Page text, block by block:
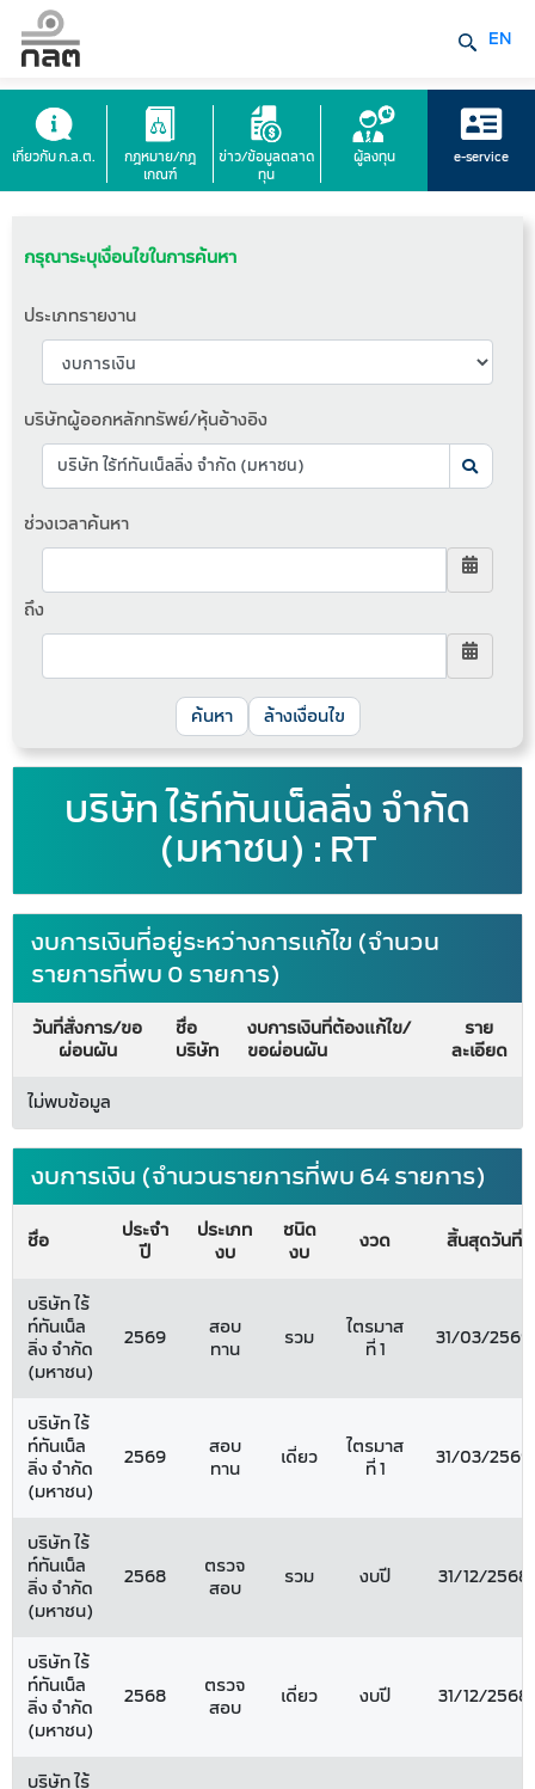
EN
เกี่ยวกับ ก.ล.ต.
กฎหมาย/กฎ
เกณฑ์
ข่าว/ข้อมูลตลาด
ทุน
ผู้ลงทุน e-service
กรุณาระบุเงื่อนไขในการค้นหา
ประเภทรายงาน
บริษัทผู้ออกหลักทรัพย์/หุ้นอ้างอิง
ช่วงเวลาค้นหา
ถึง
ล้างเงื่อนไข
บริษัท ไร้ท์ทันเน็ลลิ่ง จำกัด
(มหาชน) : RT
งบการเงินที่อยู่ระหว่างการแก้ไข (จำนวน
รายการที่พบ 0 รายการ)
วันที่สั่งการ/ขอ
ผ่อนผัน
ชื่อ
บริษัท
งบการเงินที่ต้องแก้ไข/
ขอผ่อนผัน
ราย
ละเอียด
ไม่พบข้อมูล
งบการเงิน (จำนวนรายการที่พบ 64 รายการ)
ชื่อ
ประจำ
ปี
ประเภท
งบ
ชนิด
งบ
งวด สิ้นสุดวันที่
บริษัท ไร้
ท์ทันเน็ล
ลิ่ง จำกัด
(มหาชน)
2569
สอบ
ทาน
รวม
ไตรมาส
ที่ 1
31/03/2569
บริษัท ไร้
ท์ทันเน็ล
ลิ่ง จำกัด
(มหาชน)
2569
สอบ
ทาน
เดี่ยว
ไตรมาส
ที่ 1
31/03/2569
บริษัท ไร้
ท์ทันเน็ล
ลิ่ง จำกัด
(มหาชน)
2568
ตรวจ
สอบ
รวม งบปี 31/12/2568
บริษัท ไร้
ท์ทันเน็ล
ลิ่ง จำกัด
(มหาชน)
2568
ตรวจ
สอบ
เดี่ยว งบปี 31/12/2568
บริษัท ไร้